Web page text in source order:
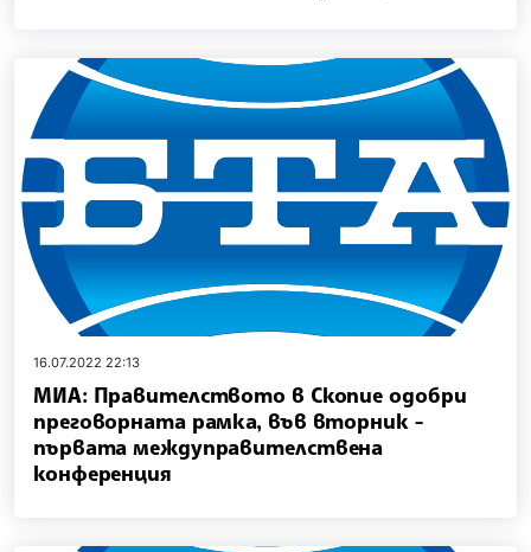
16.07.2022 22:13
МИА: Правителството в Скопие одобри
преговорната рамка, във вторник -
първата междуправителствена
конференция